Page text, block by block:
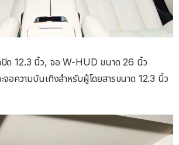
ด 12.3 นิ้ว, จอ W-HUD ขนาด 26 นิ้ว
จอความบันเทิงสำหรับผู้โดยสารขนาด 12.3 นิ้ว